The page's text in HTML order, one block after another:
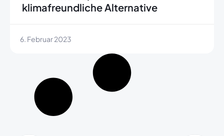
klimafreundliche Alternative
6. Februar 2023